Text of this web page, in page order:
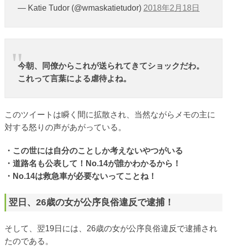
— Katie Tudor (@wmaskatietudor) 2018年2月18日
今朝、同僚からこれが送られてきてショックだわ。
これって言葉による虐待よね。
このツイートは瞬く間に拡散され、当然ながらメモの主に
対する怒りの声があがっている。
・この世には自分のことしか考えないやつがいる
・道路名も公表して！No.14が誰かわかるから！
・No.14は救急車が必要ないってことね！
翌日、26歳の女が公序良俗違反で逮捕！
そして、翌19日には、26歳の女が公序良俗違反で逮捕され
たのである。